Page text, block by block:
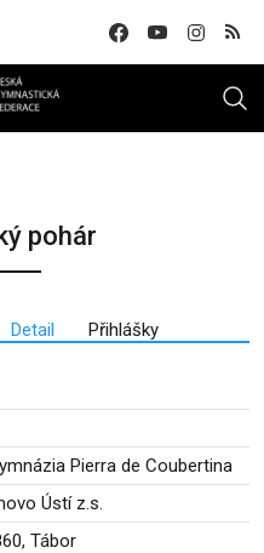
pohár
Detail Přihlášky
Pierra de Coubertina
Ústí z.s.
Tábor